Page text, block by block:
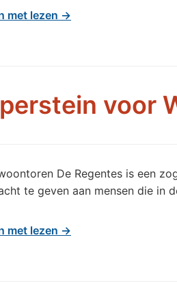
met lezen →
voor
De Regentes is een
te geven aan mensen die in
met lezen →